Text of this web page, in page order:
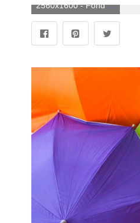
2560x1600 - Fondo de pantalla de 2560x1600. Fondo de pantalla de sombrillas de colores.